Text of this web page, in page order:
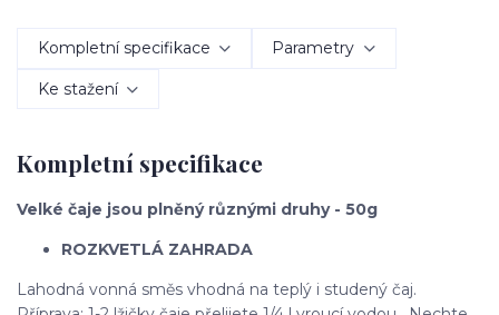
Kompletní specifikace Parametry
Ke stažení
Kompletní specifikace
Velké čaje jsou plněný různými druhy - 50g
ROZKVETLÁ ZAHRADA
Lahodná vonná směs vhodná na teplý i studený čaj.